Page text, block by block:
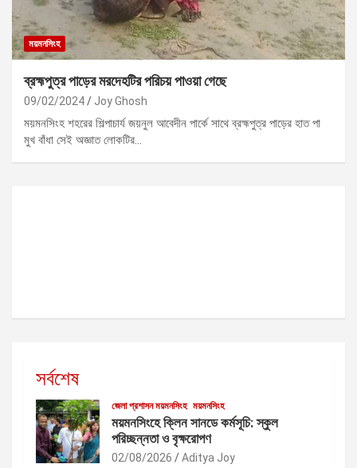
ময়মনসিংহ
ব্রহ্মপুত্র পাড়ের মরদেহটির পরিচয় পাওয়া গেছে
09/02/2024 Joy Ghosh
ময়মনসিংহ শহরের শিল্পাচার্য জয়নুল আবেদীন পার্কে সাথে ব্রহ্মপুত্র পাড়ের হাত পা
মুখ বাঁধা সেই অজ্ঞাত লোকটির…
সর্বশেষ
জেলা প্রশাসন ময়মনসিংহ ময়মনসিংহ
ময়মনসিংহে ক্লিন সানডে কর্মসূচি: স্কুল
পরিচ্ছন্নতা ও বৃক্ষরোপণ
02/08/2026 Aditya Joy